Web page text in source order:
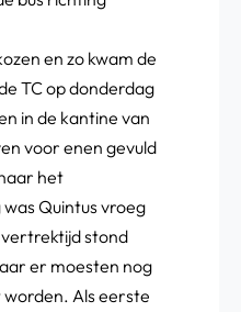
en zo kwam de
TC op donderdag
in de kantine van
voor enen gevuld
het
Quintus vroeg
stond
er moesten nog
Als eerste